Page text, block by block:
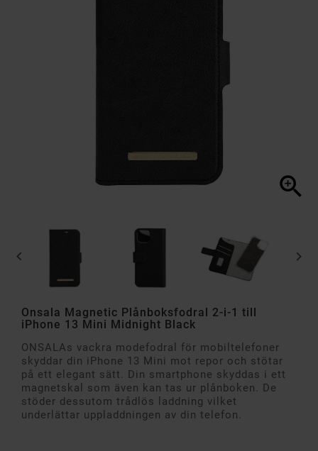

 
Onsala Magnetic Plånboksfodral 2-i-1 till
iPhone 13 Mini Midnight Black
ONSALAs vackra modefodral för mobiltelefoner
skyddar din iPhone 13 Mini mot repor och stötar
på ett elegant sätt. Din smartphone skyddas i ett
magnetskal som även kan tas ur plånboken. De
stöder dessutom trådlös laddning vilket
underlättar uppladdningen av din telefon.